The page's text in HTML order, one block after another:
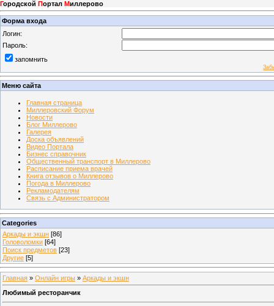
Городской Портал Миллерово
Форма входа
Логин:
Пароль:
запомнить
Меню сайта
Главная страница
Миллеровский Форум
Новости
Блог Миллерово
Галерея
Доска объявлений
Видео Портала
Бизнес справочник
Общественный транспорт в Миллерово
Расписание приема врачей
Книга отзывов о Миллерово
Погода в Миллерово
Рекламодателям
Связь с Администратором
Categories
Аркады и экшн [86]
Головоломки [64]
Поиск предметов [23]
Другие [5]
Главная » Онлайн игры » Аркады и экшн
Любимый ресторанчик